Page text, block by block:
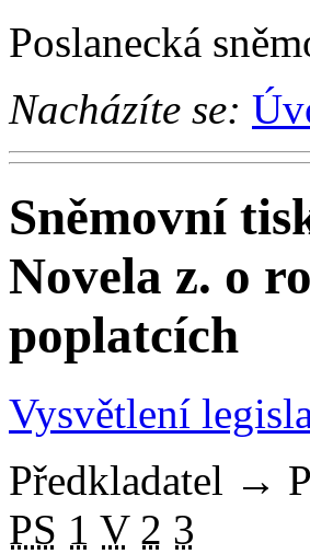
Poslanecká
Nacházíte se:
Sněmovní
Novela z. o
poplatcích
Vysvětlení
Předkladatel →
PS 1 V 2 3